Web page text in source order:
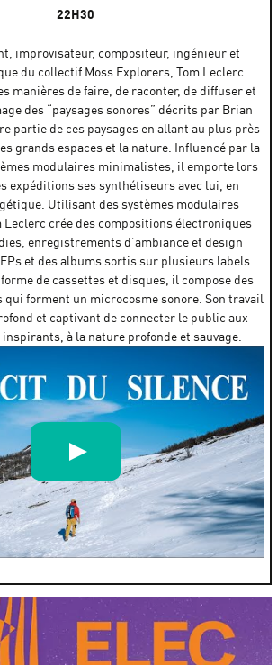
22H30
improvisateur, compositeur, ingénieur et
du collectif Moss Explorers, Tom Leclerc
manières de faire, de raconter, de diffuser et
des “paysages sonores” décrits par Brian
partie de ces paysages en allant au plus près
grands espaces et la nature. Influencé par la
modulaires minimalistes, il emporte lors
expéditions ses synthétiseurs avec lui, en
Utilisant des systèmes modulaires
crée des compositions électroniques
enregistrements d’ambiance et design
et des albums sortis sur plusieurs labels
de cassettes et disques, il compose des
qui forment un microcosme sonore. Son travail
et captivant de connecter le public aux
à la nature profonde et sauvage.